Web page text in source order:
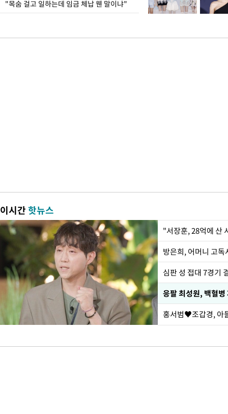
"목숨 걸고 일하는데 임금 체납 웬 말이냐"
이시간핫뉴스
"서장훈, 28억에 산
방은희, 어머니 고
심판 성 접대 7경기
응팔 최성원, 백혈
홍서범♥조갑경, 아